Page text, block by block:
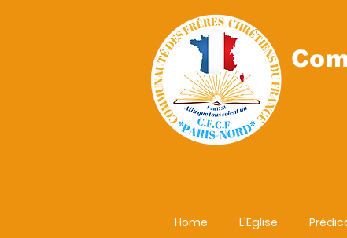
Home L'Eglise